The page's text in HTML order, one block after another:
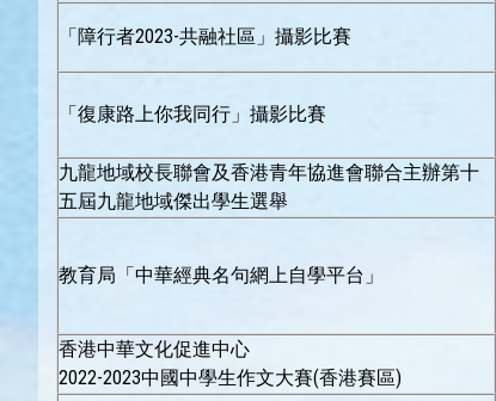
「障行者2023-共融社區」攝影比賽
「復康路上你我同行」攝影比賽
九龍地域校長聯會及香港青年協進會聯合主辦第十
五屆九龍地域傑出學生選舉
教育局「中華經典名句網上自學平台」
香港中華文化促進中心
2022-2023中國中學生作文大賽(香港賽區)